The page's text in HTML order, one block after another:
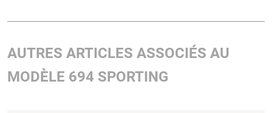
AUTRES ARTICLES ASSOCIÉS AU
MODÈLE 694 SPORTING